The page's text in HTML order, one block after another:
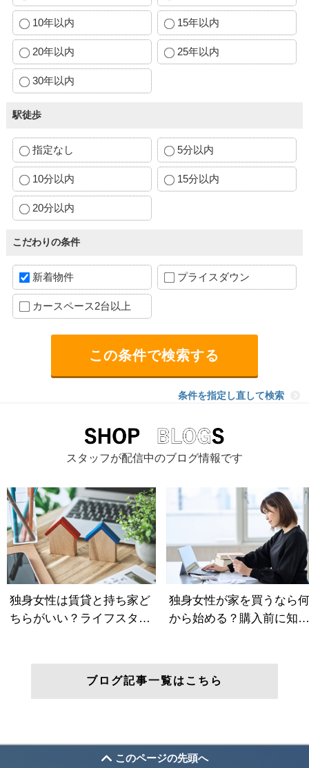
10年以内 15年以内
20年以内 25年以内
30年以内
駅徒歩
指定なし 5分以内
10分以内 15分以内
20分以内
こだわりの条件
新着物件 プライスダウン
カースペース2台以上
条件を指定し直して検索
スタッフが配信中のブログ情報です
ブログ記事一覧はこちら
このページの先頭へ